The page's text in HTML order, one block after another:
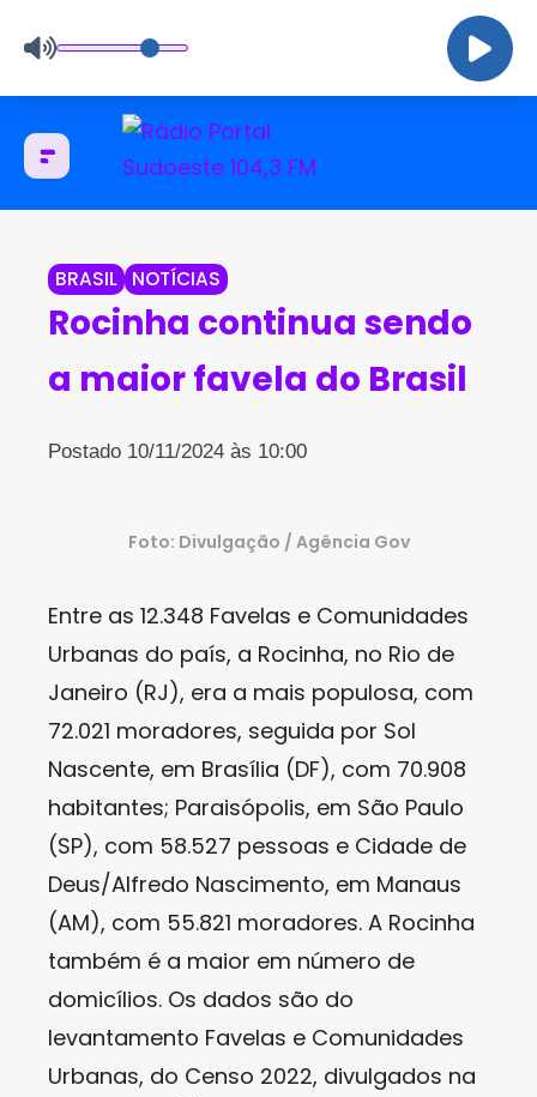
BRASIL NOTÍCIAS
Rocinha continua sendo
a maior favela do Brasil
Postado 10/11/2024 às 10:00
Foto: Divulgação / Agência Gov
Entre as 12.348 Favelas e Comunidades
Urbanas do país, a Rocinha, no Rio de
Janeiro (RJ), era a mais populosa, com
72.021 moradores, seguida por Sol
Nascente, em Brasília (DF), com 70.908
habitantes; Paraisópolis, em São Paulo
(SP), com 58.527 pessoas e Cidade de
Deus/Alfredo Nascimento, em Manaus
(AM), com 55.821 moradores. A Rocinha
também é a maior em número de
domicílios. Os dados são do
levantamento Favelas e Comunidades
Urbanas, do Censo 2022, divulgados na